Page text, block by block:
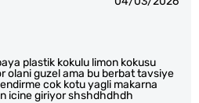
plastik kokulu limon kokusu
olani guzel ama bu berbat tavsiye
cok kotu yagli makarna
icine giriyor shshdhdhdh